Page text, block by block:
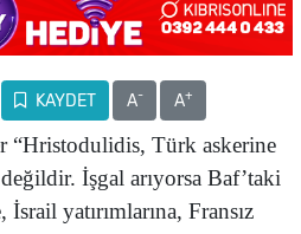
KAYDET A- A+
“Hristodulidis, Türk askerine
İşgal arıyorsa Baf’taki
yatırımlarına, Fransız